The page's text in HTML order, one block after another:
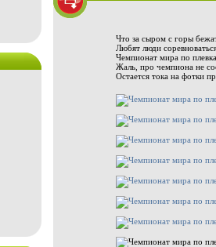
Что за сыром с горы
Любят люди
Чемпионат мира по
Жаль, про чемпиона не
Остается тока на фотки